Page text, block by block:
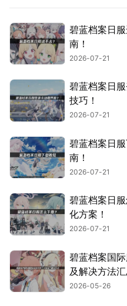
碧蓝档案日
南！
2026-07-21
碧蓝档案日
技巧！
2026-07-21
碧蓝档案日
南！
2026-07-21
碧蓝档案日
化方案！
2026-07-21
碧蓝档案国
及解决方法汇
2026-05-26